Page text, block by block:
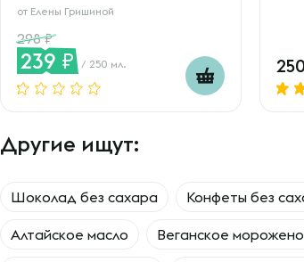
от Елены Гришиной
298
239 / 250 мл.
Другие ищут:
Шоколад без сахара Конфеты без
Алтайское масло Веганское